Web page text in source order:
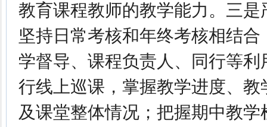
教育课程教师的教学能力。三
坚持日常考核和年终考核相结
学督导、课程负责人、同行等
行线上巡课，掌握教学进度、
及课堂整体情况；把握期中教